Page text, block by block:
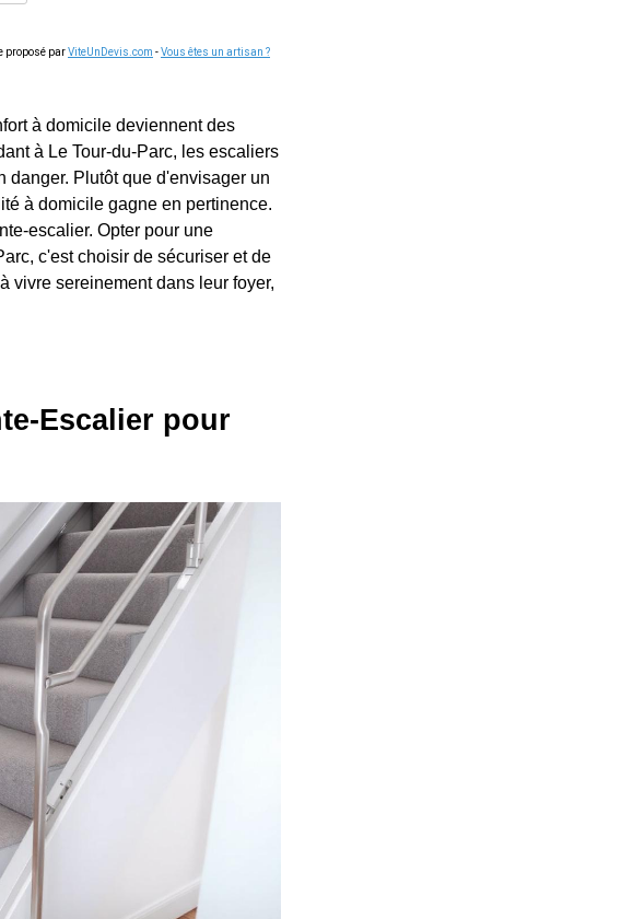
proposé parViteUnDevis.com -Vous êtes un artisan ?
à domicile deviennent des
à Le Tour-du-Parc, les escaliers
danger. Plutôt que d'envisager un
à domicile gagne en pertinence.
escalier. Opter pour une
c'est choisir de sécuriser et de
vivre sereinement dans leur foyer,
Escalier pour